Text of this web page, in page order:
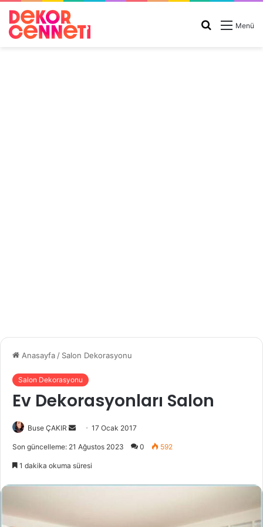
Menü
Arama
Anasayfa / Salon Dekorasyonu
Salon Dekorasyonu
Ev Dekorasyonları Salon
Buse ÇAKIR
e
-
17 Ocak 2017
Son güncelleme: 21 Ağustos 2023 0 592
1 dakika okuma süresi